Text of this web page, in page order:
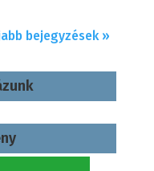
bejegyzések »